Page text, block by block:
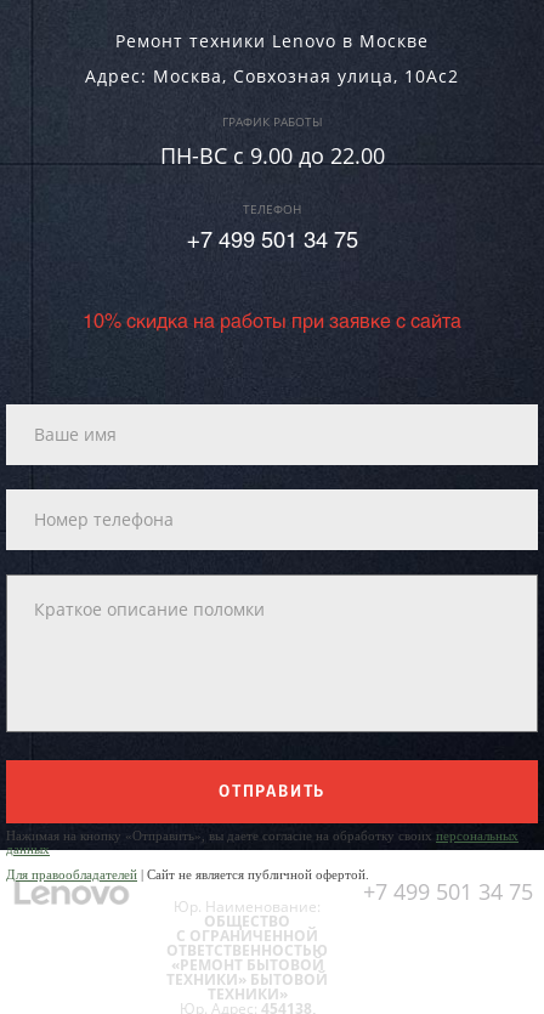
Ремонт техники Lenovo в Москве
Адрес: Москва, Совхозная улица, 10Ас2
ГРАФИК РАБОТЫ
ПН-ВC c 9.00 до 22.00
ТЕЛЕФОН
+7 499 501 34 75
10% скидка на работы при заявке с сайта
ОТПРАВИТЬ
Нажимая на кнопку «Отправить», вы даете согласие на обработку своих персональных
данных
Для правообладателей | Сайт не является публичной офертой.
+7 499 501 34 75
Юр. Наименование:
ОБЩЕСТВО
С ОГРАНИЧЕННОЙ
ОТВЕТСТВЕННОСТЬЮ
«РЕМОНТ БЫТОВОЙ
ТЕХНИКИ» БЫТОВОЙ
ТЕХНИКИ»
Юр. Адрес: 454138,